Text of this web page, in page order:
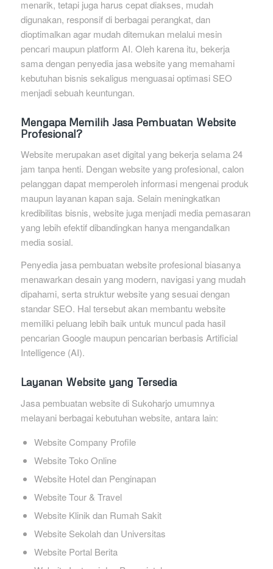
menarik, tetapi juga harus cepat diakses, mudah
digunakan, responsif di berbagai perangkat, dan
dioptimalkan agar mudah ditemukan melalui mesin
pencari maupun platform AI. Oleh karena itu, bekerja
sama dengan penyedia jasa website yang memahami
kebutuhan bisnis sekaligus menguasai optimasi SEO
menjadi sebuah keuntungan.
Mengapa Memilih Jasa Pembuatan Website
Profesional?
Website merupakan aset digital yang bekerja selama 24
jam tanpa henti. Dengan website yang profesional, calon
pelanggan dapat memperoleh informasi mengenai produk
maupun layanan kapan saja. Selain meningkatkan
kredibilitas bisnis, website juga menjadi media pemasaran
yang lebih efektif dibandingkan hanya mengandalkan
media sosial.
Penyedia jasa pembuatan website profesional biasanya
menawarkan desain yang modern, navigasi yang mudah
dipahami, serta struktur website yang sesuai dengan
standar SEO. Hal tersebut akan membantu website
memiliki peluang lebih baik untuk muncul pada hasil
pencarian Google maupun pencarian berbasis Artificial
Intelligence (AI).
Layanan Website yang Tersedia
Jasa pembuatan website di Sukoharjo umumnya
melayani berbagai kebutuhan website, antara lain:
Website Company Profile
Website Toko Online
Website Hotel dan Penginapan
Website Tour & Travel
Website Klinik dan Rumah Sakit
Website Sekolah dan Universitas
Website Portal Berita